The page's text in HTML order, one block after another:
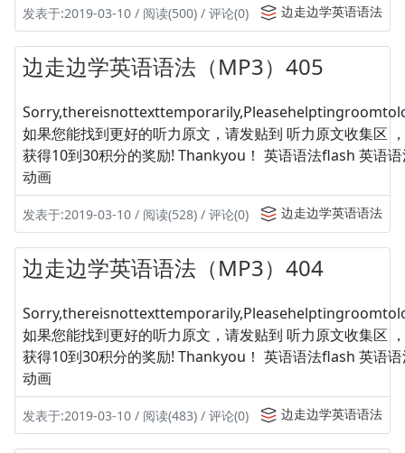
发表于:2019-03-10 / 阅读(500) / 评论(0) 边走边学英语语法
边走边学英语语法（MP3）405
如果您能找到更好的听力原文，请发贴到 听力原文收集区
获得10到30积分的奖励! Thankyou！ 英语语法flash 英语
动画
发表于:2019-03-10 / 阅读(528) / 评论(0) 边走边学英语语法
边走边学英语语法（MP3）404
如果您能找到更好的听力原文，请发贴到 听力原文收集区
获得10到30积分的奖励! Thankyou！ 英语语法flash 英语
动画
发表于:2019-03-10 / 阅读(483) / 评论(0) 边走边学英语语法